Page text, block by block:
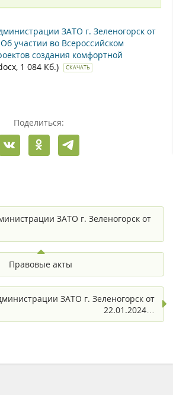
ЗАТО г. Зеленогорск от
участии во Всероссийском
создания комфортной
1 084 Кб.) СКАЧАТЬ
Поделиться:
ЗАТО г. Зеленогорск от
Правовые акты
ЗАТО г. Зеленогорск от
22.01.2024…